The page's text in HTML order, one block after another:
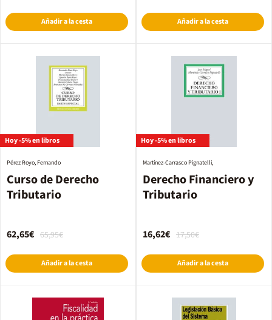
Añadir a la cesta Añadir a la cesta
Hoy -5% en libros
Curso de Derecho
Tributario
Pérez Royo, Fernando
65,95€
62,65€
Añadir a la cesta
Hoy -5% en libros
Derecho Financiero y
Tributario
Martínez-Carrasco Pignatelli,
17,50€
16,62€
Añadir a la cesta